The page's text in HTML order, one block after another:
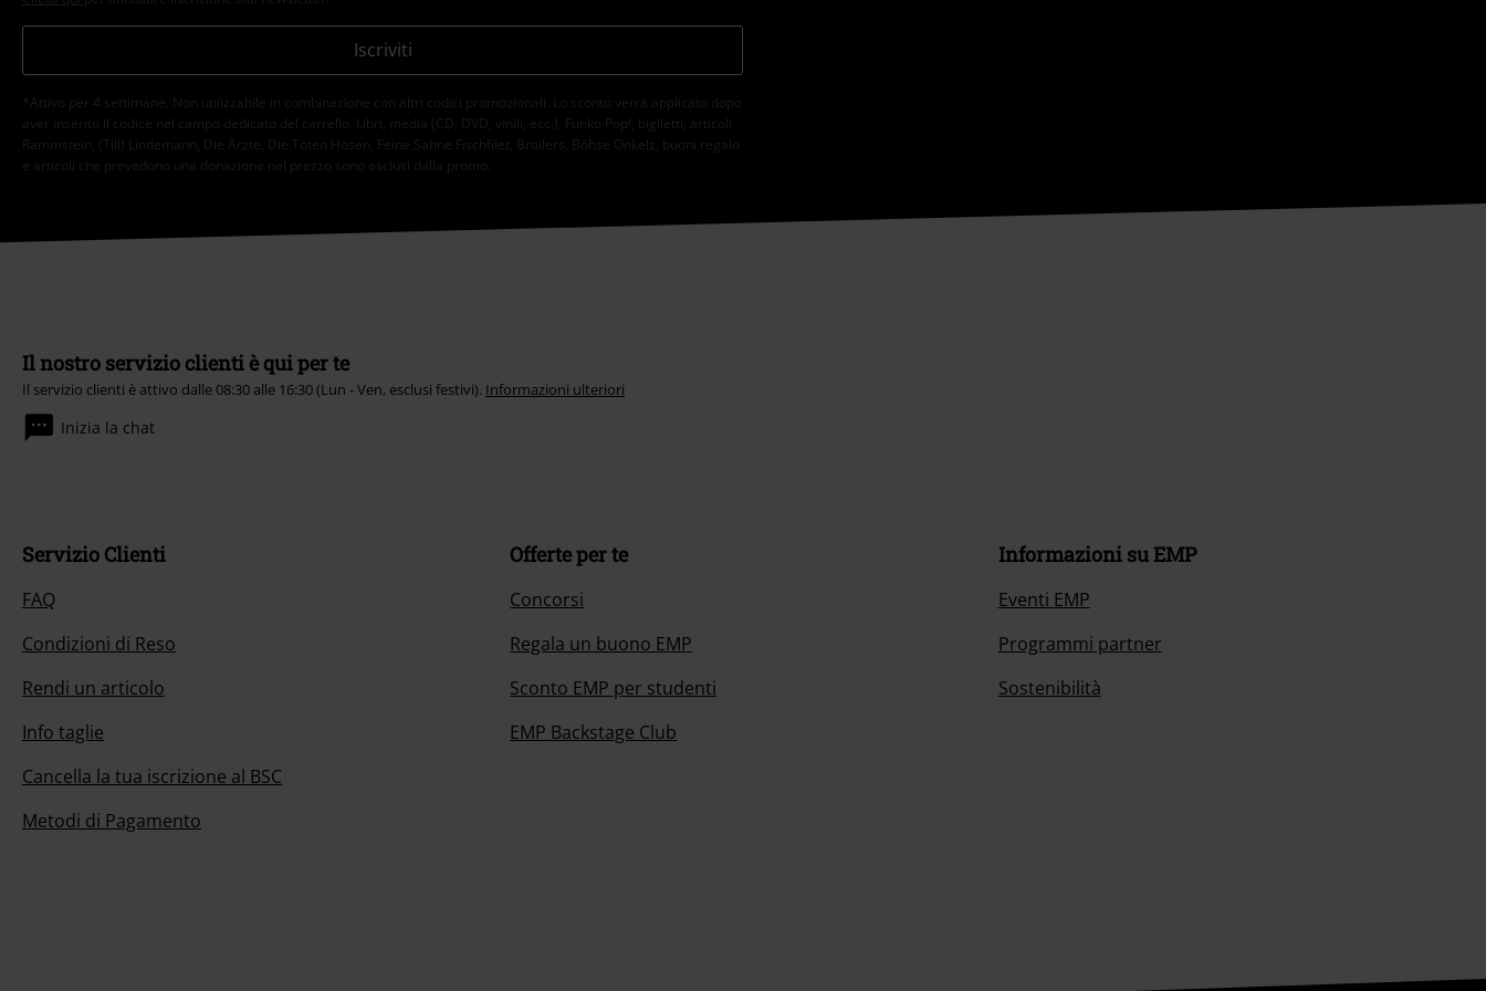
Iscriviti
*Attivo per 4 settimane. Non utilizzabile in combinazione con altri codici promozionali. Lo sconto verrà applicato dopo
aver inserito il codice nel campo dedicato del carrello. Libri, media (CD, DVD, vinili, ecc.), Funko Pop!, biglietti, articoli
Rammstein, (Till) Lindemann, Die Ärzte, Die Toten Hosen, Feine Sahne Fischfilet, Broilers, Böhse Onkelz, buoni regalo
e articoli che prevedono una donazione nel prezzo sono esclusi dalla promo.
Il nostro servizio clienti è qui per te
Il servizio clienti è attivo dalle 08:30 alle 16:30 (Lun - Ven, esclusi festivi). Informazioni ulteriori
Inizia la chat
Servizio Clienti
FAQ
Condizioni di Reso
Rendi un articolo
Info taglie
Cancella la tua iscrizione al BSC
Metodi di Pagamento
Offerte per te
Concorsi
Regala un buono EMP
Sconto EMP per studenti
EMP Backstage Club
Informazioni su EMP
Eventi EMP
Programmi partner
Sostenibilità